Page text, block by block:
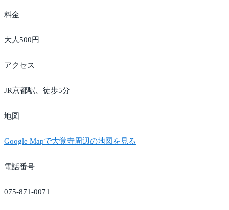
料金
大人500円
アクセス
JR京都駅、徒歩5分
地図
Google Mapで大覚寺周辺の地図を見る
電話番号
075-871-0071